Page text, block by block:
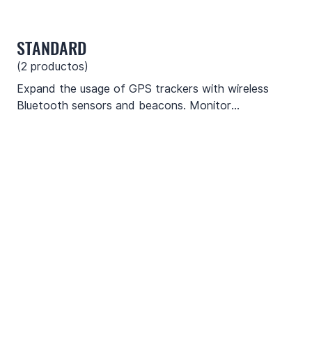
(2 productos)
STANDARD
Expand the usage of GPS trackers with wireless
Bluetooth sensors and beacons. Monitor